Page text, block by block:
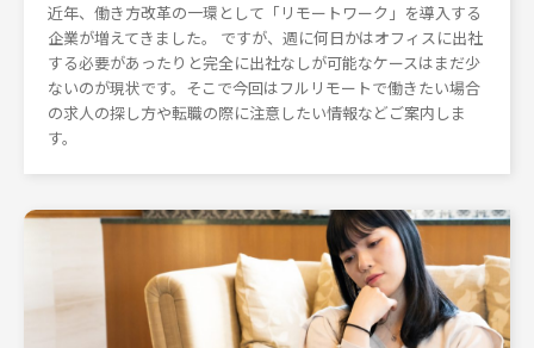
近年、働き方改革の一環として「リモートワーク」を導入する
企業が増えてきました。 ですが、週に何日かはオフィスに出社
する必要があったりと完全に出社なしが可能なケースはまだ少
ないのが現状です。そこで今回はフルリモートで働きたい場合
の求人の探し方や転職の際に注意したい情報などご案内しま
す。